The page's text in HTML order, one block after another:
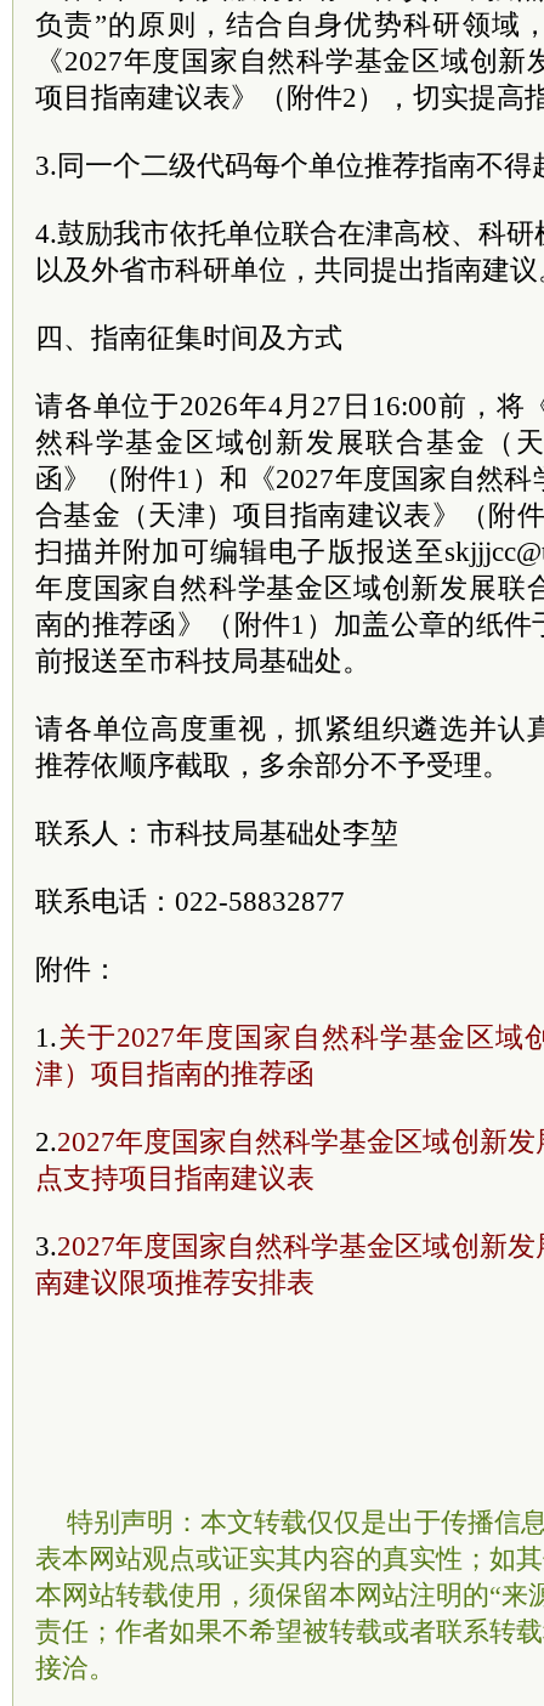
负责”的原则，结合自身优势科研领域
《2027年度国家自然科学基金区域创
项目指南建议表》（附件2），切实提高
3.同一个二级代码每个单位推荐指南不得
4.鼓励我市依托单位联合在津高校、科
以及外省市科研单位，共同提出指南建议
四、指南征集时间及方式
请各单位于2026年4月27日16:00前，将
然科学基金区域创新发展联合基金（
函》（附件1）和《2027年度国家自然
合基金（天津）项目指南建议表》（附
扫描并附加可编辑电子版报送至
年度国家自然科学基金区域创新发展联
南的推荐函》（附件1）加盖公章的纸件
前报送至市科技局基础处。
请各单位高度重视，抓紧组织遴选并认
推荐依顺序截取，多余部分不予受理。
联系人：市科技局基础处李堃
联系电话：022-58832877
附件：
1.关于2027年度国家自然科学基金区域
津）项目指南的推荐函
2.2027年度国家自然科学基金区域创新
点支持项目指南建议表
3.2027年度国家自然科学基金区域创新
南建议限项推荐安排表
特别声明：本文转载仅仅是出于传播信
表本网站观点或证实其内容的真实性；如
本网站转载使用，须保留本网站注明的“来
责任；作者如果不希望被转载或者联系转
接洽。